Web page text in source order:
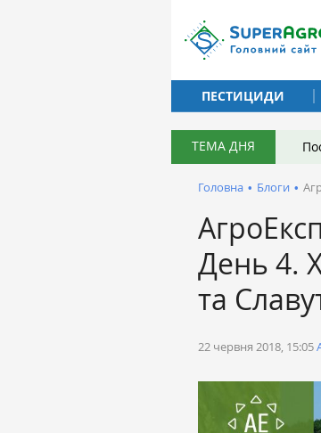
ПЕСТИЦИДИ
ТЕМА ДНЯ
Головна • Блоги •
День 4.
та
22 червня 2018, 15:05